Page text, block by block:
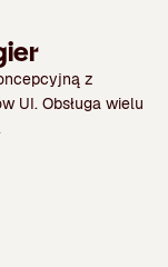
z
UI. Obsługa wielu